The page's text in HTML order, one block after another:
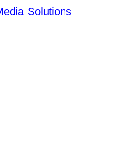
Solutions